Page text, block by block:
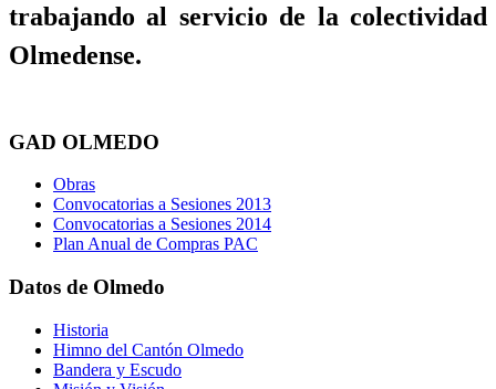
trabajando al servicio de la colectividad
Olmedense.
GAD OLMEDO
Obras
Convocatorias a Sesiones 2013
Convocatorias a Sesiones 2014
Plan Anual de Compras PAC
Datos de Olmedo
Historia
Himno del Cantón Olmedo
Bandera y Escudo